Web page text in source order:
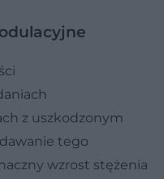
z uszkodzonym
tego
wzrost stężenia